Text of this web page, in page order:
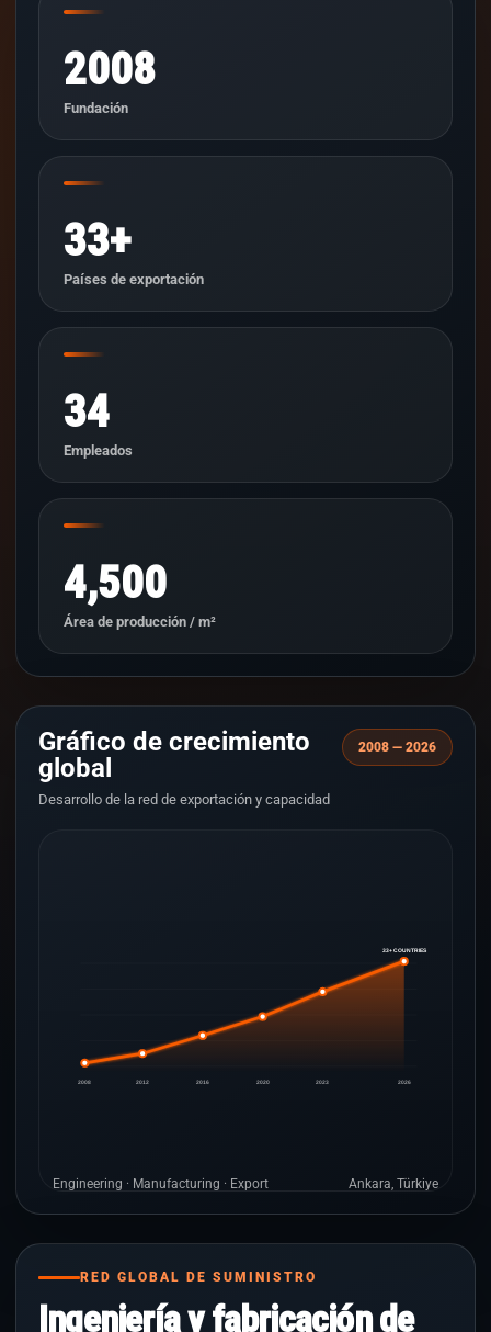
2008
Fundación
33+
Países de exportación
34
Empleados
4,500
Área de producción / m²
Gráfico de crecimiento
global
Desarrollo de la red de exportación y capacidad
2008 — 2026
2008 2012 2016 2020 2023 2026
33+ COUNTRIES
Engineering · Manufacturing · Export Ankara, Türkiye
RED GLOBAL DE SUMINISTRO
Ingeniería y fabricación de